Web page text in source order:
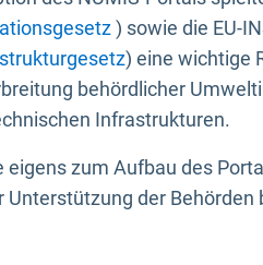
) sowie die EU-
) eine wichtige
behördlicher
Infrastrukturen.
eigens zum Aufbau des
Unterstützung der